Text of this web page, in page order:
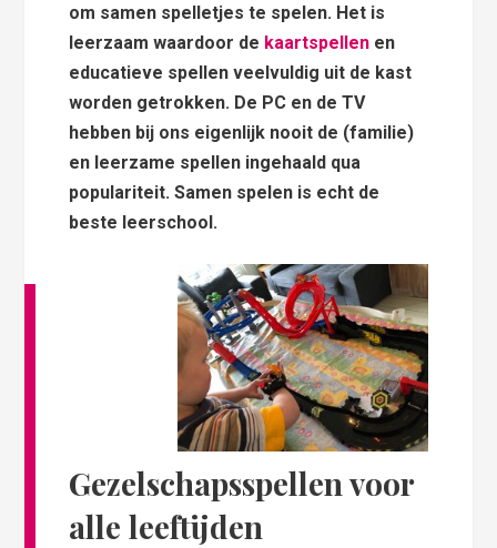
om samen spelletjes te spelen. Het is
leerzaam waardoor de kaartspellen en
educatieve spellen veelvuldig uit de kast
worden getrokken. De PC en de TV
hebben bij ons eigenlijk nooit de (familie)
en leerzame spellen ingehaald qua
populariteit. Samen spelen is echt de
beste leerschool.
Gezelschapsspellen voor
alle leeftijden